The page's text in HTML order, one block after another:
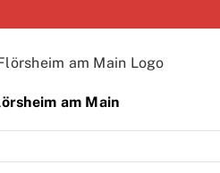
am Main